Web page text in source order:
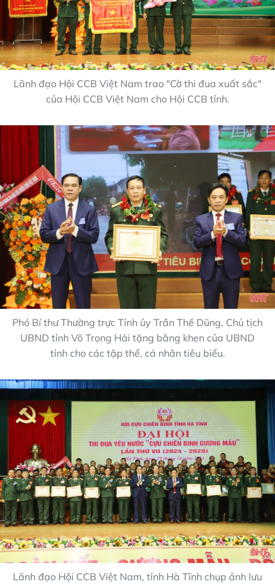
Lãnh đạo Hội CCB Việt Nam trao "Cờ thi đua xuất sắc"
của Hội CCB Việt Nam cho Hội CCB tỉnh.
Phó Bí thư Thường trực Tỉnh ủy Trần Thế Dũng, Chủ tịch
UBND tỉnh Võ Trọng Hải tặng bằng khen của UBND
tỉnh cho các tập thể, cá nhân tiêu biểu.
Lãnh đạo Hội CCB Việt Nam, tỉnh Hà Tĩnh chụp ảnh lưu